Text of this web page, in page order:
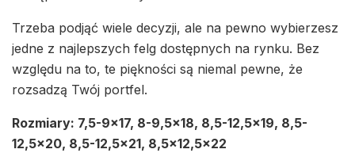
Trzeba podjąć wiele decyzji, ale na pewno wybierzesz
jedne z najlepszych felg dostępnych na rynku. Bez
względu na to, te piękności są niemal pewne, że
rozsadzą Twój portfel.
Rozmiary: 7,5-9×17, 8-9,5×18, 8,5-12,5×19, 8,5-
12,5×20, 8,5-12,5×21, 8,5×12,5×22